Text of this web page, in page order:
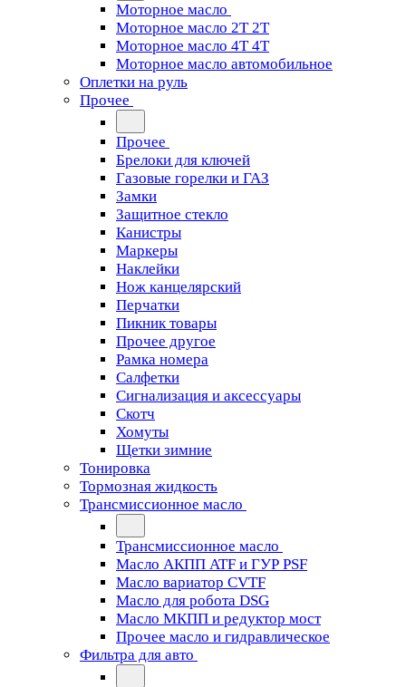
Моторное масло
Моторное масло 2Т 2T
Моторное масло 4Т 4T
Моторное масло автомобильное
Оплетки на руль
Прочее
Прочее
Брелоки для ключей
Газовые горелки и ГАЗ
Замки
Защитное стекло
Канистры
Маркеры
Наклейки
Нож канцелярский
Перчатки
Пикник товары
Прочее другое
Рамка номера
Салфетки
Сигнализация и аксессуары
Скотч
Хомуты
Щетки зимние
Тонировка
Тормозная жидкость
Трансмиссионное масло
Трансмиссионное масло
Масло АКПП ATF и ГУР PSF
Масло вариатор CVTF
Масло для робота DSG
Масло МКПП и редуктор мост
Прочее масло и гидравлическое
Фильтра для авто